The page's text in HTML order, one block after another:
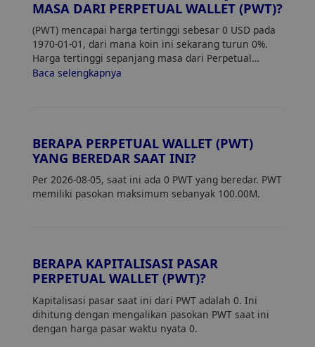
MASA DARI PERPETUAL WALLET (PWT)?
(PWT) mencapai harga tertinggi sebesar 0 USD pada
1970-01-01, dari mana koin ini sekarang turun 0%.
Harga tertinggi sepanjang masa dari Perpetual
Wallet (PWT) adalah 0. Harga saat ini dari PWT turun
Baca selengkapnya
BERAPA PERPETUAL WALLET (PWT)
YANG BEREDAR SAAT INI?
Per 2026-08-05, saat ini ada 0 PWT yang beredar. PWT
memiliki pasokan maksimum sebanyak 100.00M.
BERAPA KAPITALISASI PASAR
PERPETUAL WALLET (PWT)?
Kapitalisasi pasar saat ini dari PWT adalah 0. Ini
dihitung dengan mengalikan pasokan PWT saat ini
dengan harga pasar waktu nyata 0.